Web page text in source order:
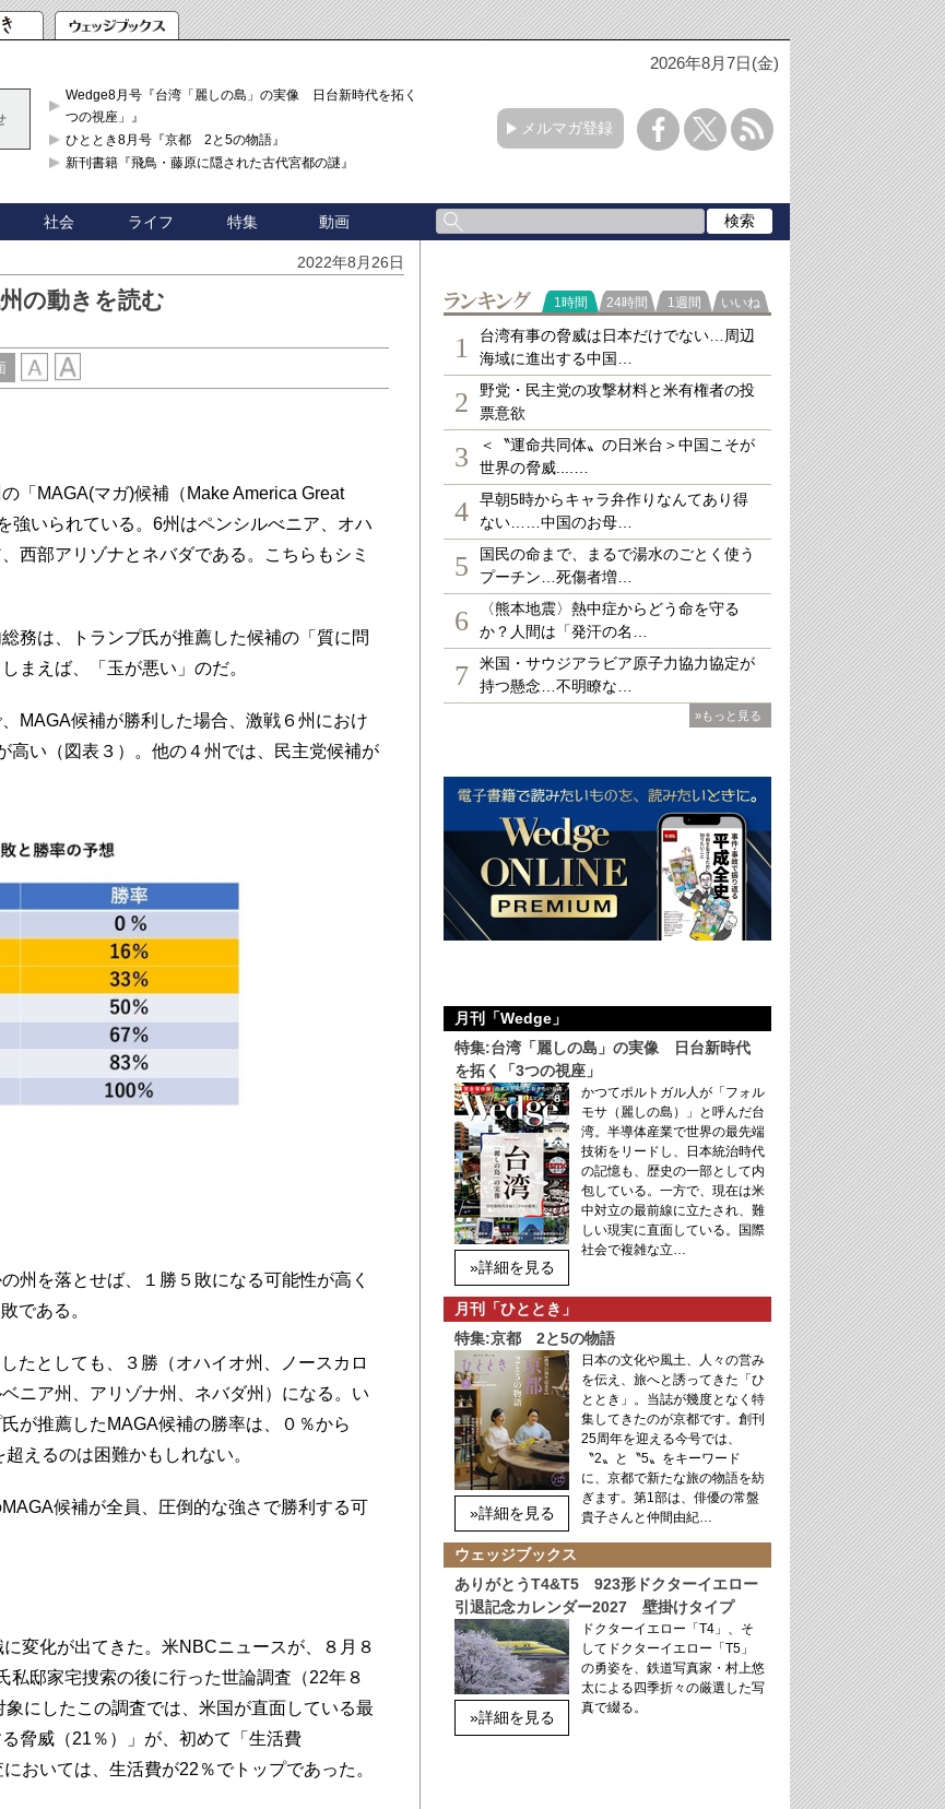
2026年8月7日(金)
Wedge8月号『台湾「麗しの島」の実像 日台新時代を拓く「3
つの視座」』
ひととき8月号『京都 2と5の物語』
新刊書籍『飛鳥・藤原に隠された古代宮都の謎』
メルマガ登録
社会 ライフ 特集 動画
2022年8月26日
の動きを読む
「MAGA(マガ)候補（Make America Great
強いられている。6州はペンシルべニア、オハ
西部アリゾナとネバダである。こちらもシミ
務は、トランプ氏が推薦した候補の「質に問
まえば、「玉が悪い」のだ。
MAGA候補が勝利した場合、激戦６州におけ
高い（図表３）。他の４州では、民主党候補が
州を落とせば、１勝５敗になる可能性が高く
である。
たとしても、３勝（オハイオ州、ノースカロ
ニア州、アリゾナ州、ネバダ州）になる。い
が推薦したMAGA候補の勝率は、０％から
えるのは困難かもしれない。
候補が全員、圧倒的な強さで勝利する可
変化が出てきた。米NBCニュースが、８月８
私邸家宅捜索の後に行った世論調査（22年８
にしたこの調査では、米国が直面している最
脅威（21％）」が、初めて「生活費
おいては、生活費が22％でトップであった。
ランキング
1時間 24時間 1週間 いいね
1
台湾有事の脅威は日本だけでない…周辺
海域に進出する中国…
2
野党・民主党の攻撃材料と米有権者の投
票意欲
3
＜〝運命共同体〟の日米台＞中国こそが
世界の脅威....…
4
早朝5時からキャラ弁作りなんてあり得
ない……中国のお母…
5
国民の命まで、まるで湯水のごとく使う
プーチン…死傷者増…
6
〈熊本地震〉熱中症からどう命を守る
か？人間は「発汗の名…
7
米国・サウジアラビア原子力協力協定が
持つ懸念…不明瞭な…
»もっと見る
月刊「Wedge」
特集:台湾「麗しの島」の実像 日台新時代
を拓く「3つの視座」
»詳細を見る
かつてポルトガル人が「フォル
モサ（麗しの島）」と呼んだ台
湾。半導体産業で世界の最先端
技術をリードし、日本統治時代
の記憶も、歴史の一部として内
包している。一方で、現在は米
中対立の最前線に立たされ、難
しい現実に直面している。国際
社会で複雑な立…
月刊「ひととき」
特集:京都 2と5の物語
»詳細を見る
日本の文化や風土、人々の営み
を伝え、旅へと誘ってきた「ひ
ととき」。当誌が幾度となく特
集してきたのが京都です。創刊
25周年を迎える今号では、
〝2〟と〝5〟をキーワード
に、京都で新たな旅の物語を紡
ぎます。第1部は、俳優の常盤
貴子さんと仲間由紀…
ウェッジブックス
ありがとうT4&T5 923形ドクターイエロー
引退記念カレンダー2027 壁掛けタイプ
»詳細を見る
ドクターイエロー「T4」、そ
してドクターイエロー「T5」
の勇姿を、鉄道写真家・村上悠
太による四季折々の厳選した写
真で綴る。